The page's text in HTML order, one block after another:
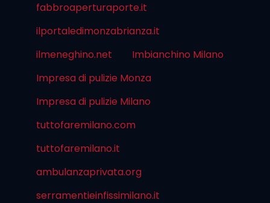
fabbroaperturaporte.it
ilportaledimonzabrianza.it
ilmeneghino.net
Imbianchino Milano
Impresa di pulizie Monza
Impresa di pulizie Milano
tuttofaremilano.com
tuttofaremilano.it
ambulanzaprivata.org
serramentieinfissimilano.it